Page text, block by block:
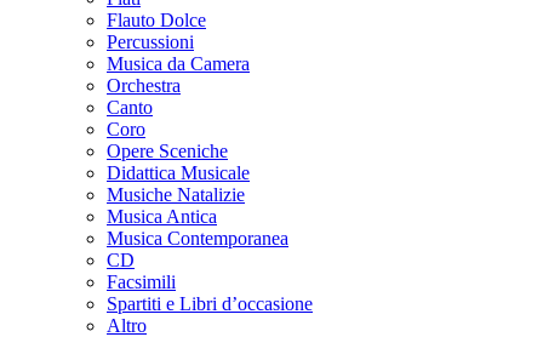
Flauto Dolce
Percussioni
Musica da Camera
Orchestra
Canto
Coro
Opere Sceniche
Didattica Musicale
Musiche Natalizie
Musica Antica
Musica Contemporanea
CD
Facsimili
Spartiti e Libri d’occasione
Altro